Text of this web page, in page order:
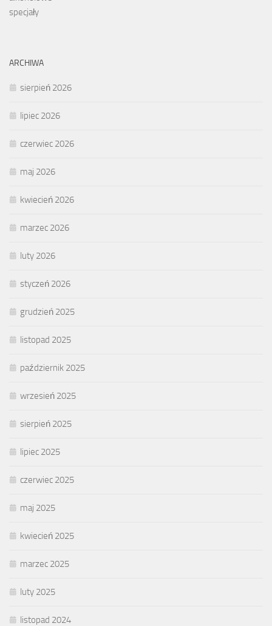
ARCHIWA
sierpień 2026
lipiec 2026
czerwiec 2026
maj 2026
kwiecień 2026
marzec 2026
luty 2026
styczeń 2026
grudzień 2025
listopad 2025
październik 2025
wrzesień 2025
sierpień 2025
lipiec 2025
czerwiec 2025
maj 2025
kwiecień 2025
marzec 2025
luty 2025
listopad 2024